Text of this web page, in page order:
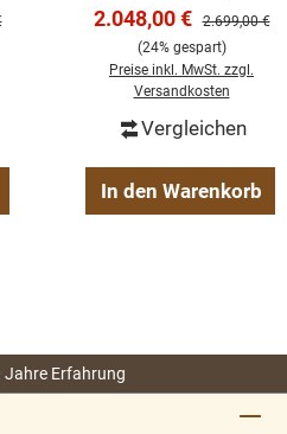
fett- und
auf.
(je nach Temperatur) bis
massiv Eichentisch
180-300cm
Verkaufspreis:
2.048,00 € Regulärer
2.699,00 €
(24% gespart)
Preise inkl. MwSt. zzgl.
Versandkosten
Vergleichen
In den Warenkorb
Jahre Erfahrung